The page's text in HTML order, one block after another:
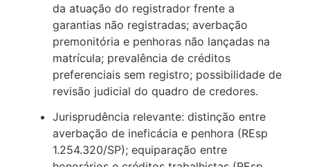
da atuação do registrador frente a
garantias não registradas; averbação
premonitória e penhoras não lançadas na
matrícula; prevalência de créditos
preferenciais sem registro; possibilidade de
revisão judicial do quadro de credores.
Jurisprudência relevante: distinção entre
averbação de ineficácia e penhora (REsp
1.254.320/SP); equiparação entre